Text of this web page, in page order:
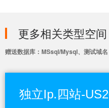
更多相关类型空间
赠送数据库：MSsql/Mysql、测试域
独立Ip.四站-